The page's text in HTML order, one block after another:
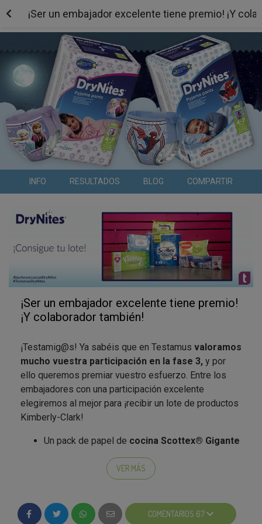
¡Ser un embajador excelente tiene premio! ¡Y
INFO RESULTADOS BLOG COMPARTIR
¡Ser un embajador excelente tiene premio!
¡Y colaborador también!
¡Testamig@s! Ya sabéis que en Testamus valoramos
mucho vuestra participación en la fase 3, y por
ello queremos premiar vuestro esfuerzo. Entre los
embajadores con una participación excelente
elegiremos al mejor para ¡recibir un lote de productos
Kimberly-Clark!
Un pack de papel de cocina Scottex® Gigante
Un pack con 15 paquetes individuales de
Kleenex® Disney® Frozen
Un pack de Scottex® Junior
VER MÁS
COMENTARIOS 67